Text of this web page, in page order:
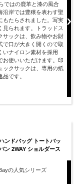
ではの鹿革と漆の風合
沿岸では豊穣を表わす聖
もたらされました。写実
見られます。トラッドス
サックは、飲み物やお財
で口が大きく開くので取
いナイロン素材を採用
お使いいただけます。印
ックサックは、専用の紙
です。
ンドバッグ トートバッ
ン 2WAY ショルダース
の人気シリーズ